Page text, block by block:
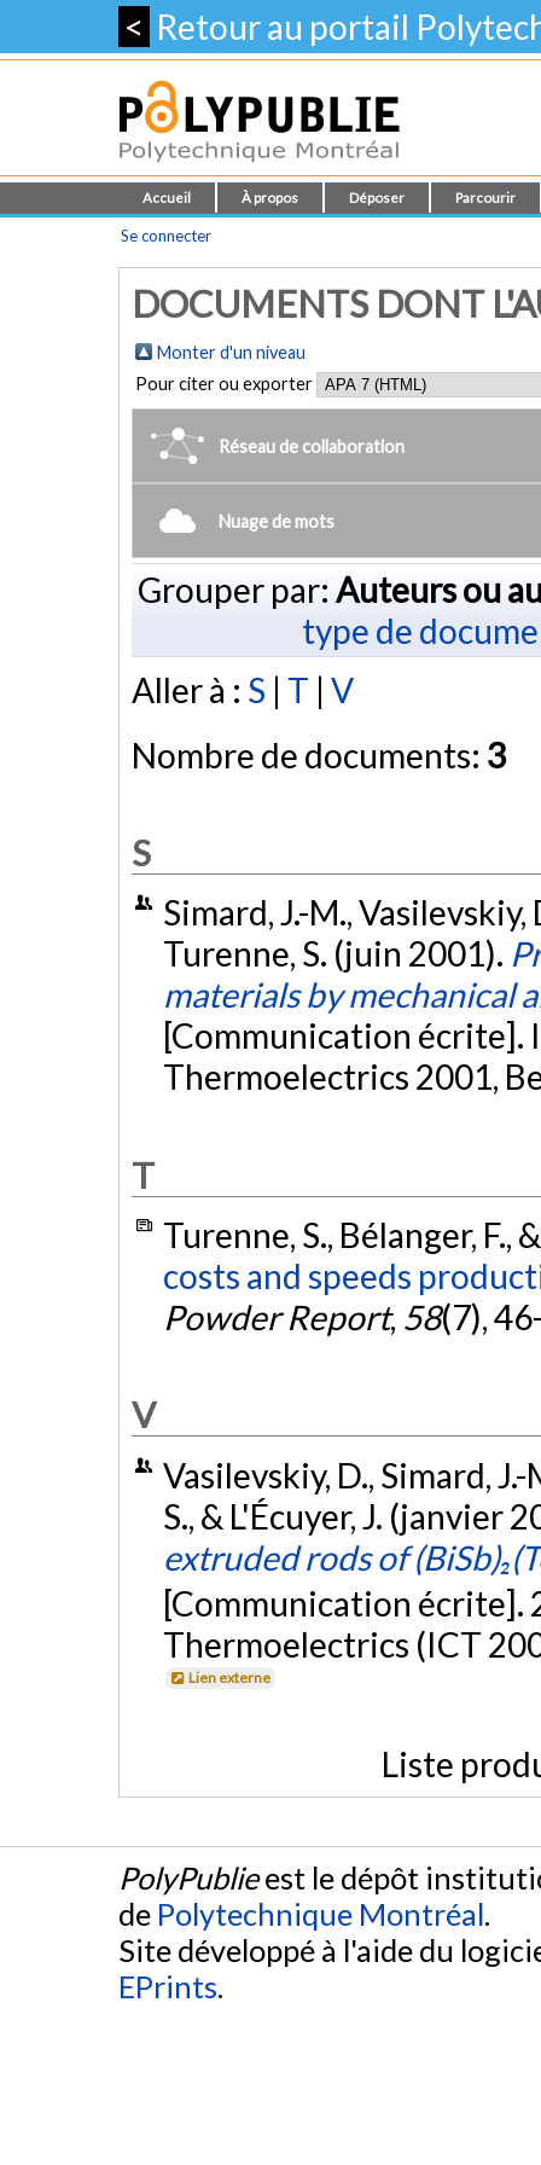
< Retour au portail
Accueil À propos Déposer Parcourir
Se connecter
DOCUMENTS DONT
Monter d'un niveau
Pour citer ou exporter
Réseau de collaboration
Nuage de mots
Grouper par: Auteurs ou
type de
Aller à : S | T | V
Nombre de documents: 3
S
Simard, J.-M., Vasilevskiy,
Turenne, S. (juin 2001).
materials by mechanical
[Communication
Thermoelectrics 2001,
T
Turenne, S., Bélanger, F.,
costs and speeds
Powder Report, 58(7),
V
Vasilevskiy, D., Simard,
S., & L'Écuyer, J. (janvier
extruded rods of
[Communication écrite].
Thermoelectrics (ICT
Lien externe
Liste
PolyPublieest le dépôt
de Polytechnique Montréal.
Site développé à l'aide du
EPrints.